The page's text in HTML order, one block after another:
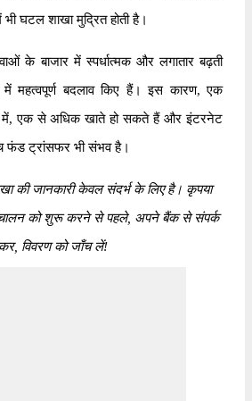
घटल शाखा मुद्रित होती है।
के बाजार में स्पर्धात्मक और लगातार बढ़ती
में महत्वपूर्ण बदलाव किए हैं। इस कारण, एक
में, एक से अधिक खाते हो सकते हैं और इंटरनेट
फंड ट्रांसफर भी संभव है।
की जानकारी केवल संदर्भ के लिए है। कृपया
को शुरू करने से पहले, अपने बैंक से संपर्क
कर, विवरण को जाँच लें!